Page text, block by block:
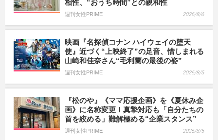
相性、“おうち時間”との親和性
週刊女性PRIME 2026/8/6
映画『名探偵コナン ハイウェイの堕天
使』近づく“上映終了”の足音、惜しまれる
山崎和佳奈さん“毛利蘭の最後の姿”
週刊女性PRIME 2026/8/5
『松のや』《ママ応援企画》を《夏休み企
画》に名称変更！真摯対応も「自分たちの
首を絞める」難解極める“企業スタンス”
週刊女性PRIME 2026/8/5